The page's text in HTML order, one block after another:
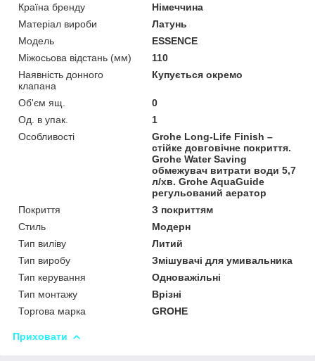
Країна бренду
Німеччина
Матеріал вироби
Латунь
Мoдель
ESSENCE
Міжосьова відстань (мм)
110
Наявність донного
клапана
Купується окремо
Об'єм ящ.
0
Од. в упак.
1
Особливості
Grohe Long-Life Finish –
стійке довговічне покриття.
Grohe Water Saving
обмежувач витрати води 5,7
л/хв. Grohe AquaGuide
регульований аератор
Покриття
З покриттям
Стиль
Модерн
Тип виліву
Литий
Тип виробу
Змішувачі для умивальника
Тип керування
Одноважільні
Тип монтажу
Врізні
Торгова марка
GROHE
Приховати